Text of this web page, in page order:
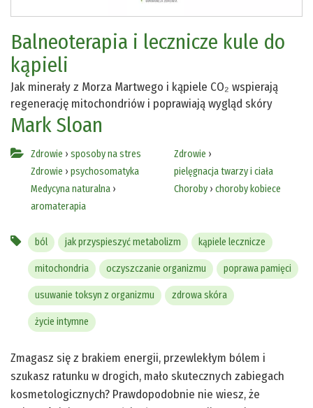
Balneoterapia i lecznicze kule do
kąpieli
Jak minerały z Morza Martwego i kąpiele CO₂ wspierają
regenerację mitochondriów i poprawiają wygląd skóry
Mark Sloan
Zdrowie › sposoby na stres
Zdrowie › psychosomatyka
Medycyna naturalna ›
aromaterapia
Zdrowie ›
pielęgnacja twarzy i ciała
Choroby› choroby kobiece
ból jak przyspieszyć metabolizm kąpiele lecznicze
mitochondria oczyszczanie organizmu poprawa pamięci
usuwanie toksyn z organizmu zdrowa skóra
życie intymne
Zmagasz się z brakiem energii, przewlekłym bólem i
szukasz ratunku w drogich, mało skutecznych zabiegach
kosmetologicznych? Prawdopodobnie nie wiesz, że